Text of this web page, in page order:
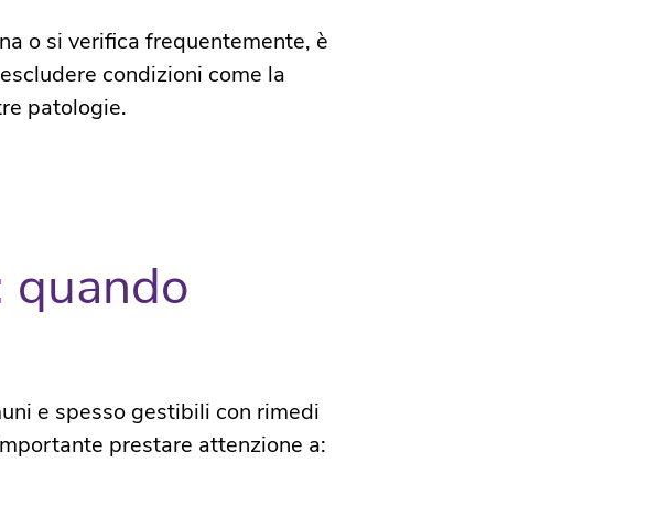
o si verifica frequentemente, è
condizioni come la
patologie.
quando
e spesso gestibili con rimedi
prestare attenzione a:​